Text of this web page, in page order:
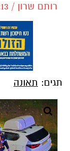
רותם שרון / 08:13 13.01.26
תגים: תאונה